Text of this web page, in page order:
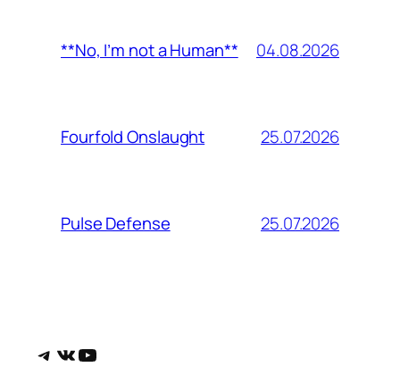
**No, I’m not a Human** 04.08.2026
Fourfold Onslaught 25.07.2026
Pulse Defense 25.07.2026
Telegram
ВКонтакте
YouTube